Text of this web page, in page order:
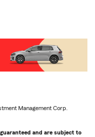
Management Corp.
and are subject to